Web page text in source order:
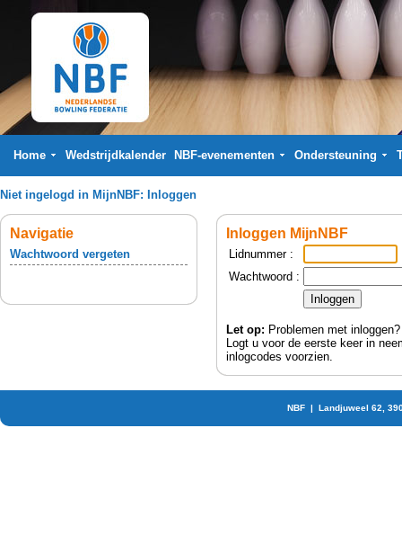
Home Wedstrijdkalender NBF-evenementen Ondersteuning
Niet ingelogd in MijnNBF: Inloggen
Navigatie
Wachtwoord vergeten
Inloggen MijnNBF
Lidnummer :
Wachtwoord :
Let op: Problemen met
Logt u voor de eerste keer in
inlogcodes voorzien.
NBF | Landjuweel 62,